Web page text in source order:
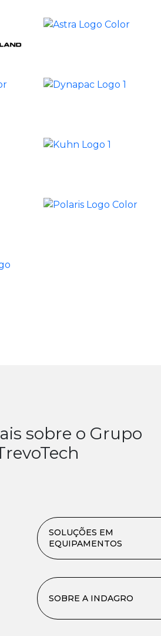
sobre o Grupo
SOLUÇÕES EM
EQUIPAMENTOS
SOBRE A INDAGRO